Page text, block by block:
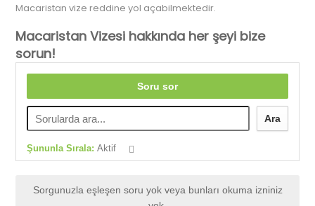
Macaristan vize reddine yol açabilmektedir.
Macaristan Vizesi hakkında her şeyi bize
sorun!
Soru sor
Ara
Şununla Sırala:Aktif
Sorgunuzla eşleşen soru yok veya bunları okuma izniniz